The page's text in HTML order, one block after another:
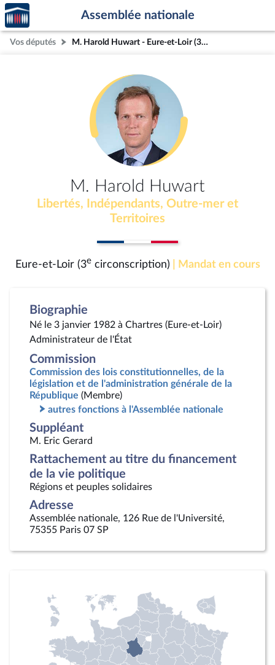
Aller au contenu
Aller en bas de la page
Accèder
à la
page
d'accueil
Assemblée nationale
Vos députés M. Harold Huwart - Eure-et-Loir (3e circonscription)
M. Harold Huwart
Libertés, Indépendants, Outre-mer et
Territoires
Eure-et-Loir (3ecirconscription) | Mandat en cours
Biographie
Né le 3 janvier 1982 à Chartres (Eure-et-Loir)
Administrateur de l'État
Commission
Commission des lois constitutionnelles, de la
législation et de l'administration générale de la
République (Membre)
autres fonctions à l'Assemblée nationale
Suppléant
M. Eric Gerard
Rattachement au titre du financement
de la vie politique
Régions et peuples solidaires
Adresse
Assemblée nationale, 126 Rue de l'Université,
75355 Paris 07 SP